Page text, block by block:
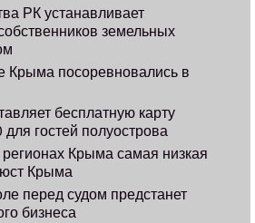
РК устанавливает
земельных
Крыма посоревновались в
бесплатную карту
гостей полуострова
Крыма самая низкая
Крыма
перед судом предстанет
бизнеса